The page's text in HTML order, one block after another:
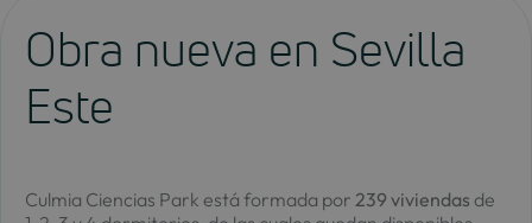
Obra nueva en Sevilla
Este
Culmia Ciencias Park está formada por 239 viviendas de